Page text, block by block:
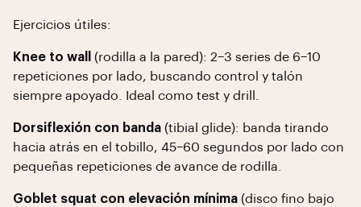
Ejercicios útiles:
Knee to wall
(rodilla a la pared): 2–3 series de 6–10
repeticiones por lado, buscando control y talón
siempre apoyado. Ideal como test y drill.
Dorsiflexión con banda (tibial glide): banda tirando
hacia atrás en el tobillo, 45–60 segundos por lado con
pequeñas repeticiones de avance de rodilla.
Goblet squat con elevación mínima (disco fino bajo